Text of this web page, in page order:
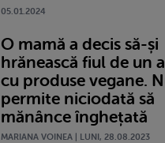
05.01.2024
O mamă a decis să-și
hrănească fiul de un
cu produse vegane.
permite niciodată să
mănânce înghețată
MARIANA VOINEA | LUNI, 28.08.2023